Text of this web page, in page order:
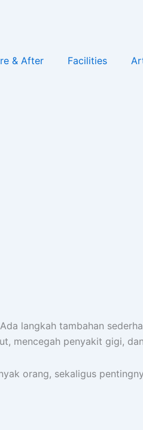
& After Facilities
langkah tambahan
mencegah penyakit gigi,
orang, sekaligus